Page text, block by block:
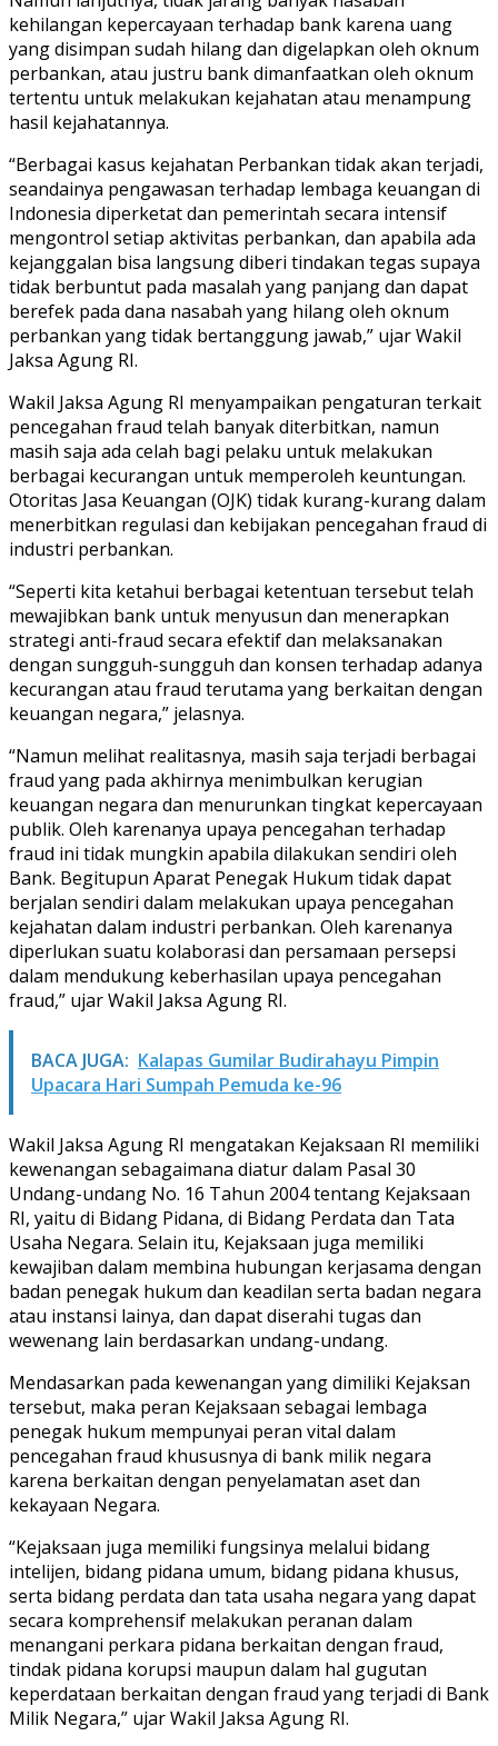
kehilangan kepercayaan terhadap bank karena uang
yang disimpan sudah hilang dan digelapkan oleh oknum
perbankan, atau justru bank dimanfaatkan oleh oknum
tertentu untuk melakukan kejahatan atau menampung
hasil kejahatannya.
“Berbagai kasus kejahatan Perbankan tidak akan terjadi,
seandainya pengawasan terhadap lembaga keuangan di
Indonesia diperketat dan pemerintah secara intensif
mengontrol setiap aktivitas perbankan, dan apabila ada
kejanggalan bisa langsung diberi tindakan tegas supaya
tidak berbuntut pada masalah yang panjang dan dapat
berefek pada dana nasabah yang hilang oleh oknum
perbankan yang tidak bertanggung jawab,” ujar Wakil
Jaksa Agung RI.
Wakil Jaksa Agung RI menyampaikan pengaturan terkait
pencegahan fraud telah banyak diterbitkan, namun
masih saja ada celah bagi pelaku untuk melakukan
berbagai kecurangan untuk memperoleh keuntungan.
Otoritas Jasa Keuangan (OJK) tidak kurang-kurang dalam
menerbitkan regulasi dan kebijakan pencegahan fraud di
industri perbankan.
“Seperti kita ketahui berbagai ketentuan tersebut telah
mewajibkan bank untuk menyusun dan menerapkan
strategi anti-fraud secara efektif dan melaksanakan
dengan sungguh-sungguh dan konsen terhadap adanya
kecurangan atau fraud terutama yang berkaitan dengan
keuangan negara,” jelasnya.
“Namun melihat realitasnya, masih saja terjadi berbagai
fraud yang pada akhirnya menimbulkan kerugian
keuangan negara dan menurunkan tingkat kepercayaan
publik. Oleh karenanya upaya pencegahan terhadap
fraud ini tidak mungkin apabila dilakukan sendiri oleh
Bank. Begitupun Aparat Penegak Hukum tidak dapat
berjalan sendiri dalam melakukan upaya pencegahan
kejahatan dalam industri perbankan. Oleh karenanya
diperlukan suatu kolaborasi dan persamaan persepsi
dalam mendukung keberhasilan upaya pencegahan
fraud,” ujar Wakil Jaksa Agung RI.
BACA JUGA: Kalapas Gumilar Budirahayu Pimpin
Upacara Hari Sumpah Pemuda ke-96
Wakil Jaksa Agung RI mengatakan Kejaksaan RI memiliki
kewenangan sebagaimana diatur dalam Pasal 30
Undang-undang No. 16 Tahun 2004 tentang Kejaksaan
RI, yaitu di Bidang Pidana, di Bidang Perdata dan Tata
Usaha Negara. Selain itu, Kejaksaan juga memiliki
kewajiban dalam membina hubungan kerjasama dengan
badan penegak hukum dan keadilan serta badan negara
atau instansi lainya, dan dapat diserahi tugas dan
wewenang lain berdasarkan undang-undang.
Mendasarkan pada kewenangan yang dimiliki Kejaksan
tersebut, maka peran Kejaksaan sebagai lembaga
penegak hukum mempunyai peran vital dalam
pencegahan fraud khususnya di bank milik negara
karena berkaitan dengan penyelamatan aset dan
kekayaan Negara.
“Kejaksaan juga memiliki fungsinya melalui bidang
intelijen, bidang pidana umum, bidang pidana khusus,
serta bidang perdata dan tata usaha negara yang dapat
secara komprehensif melakukan peranan dalam
menangani perkara pidana berkaitan dengan fraud,
tindak pidana korupsi maupun dalam hal gugutan
keperdataan berkaitan dengan fraud yang terjadi di Bank
Milik Negara,” ujar Wakil Jaksa Agung RI.